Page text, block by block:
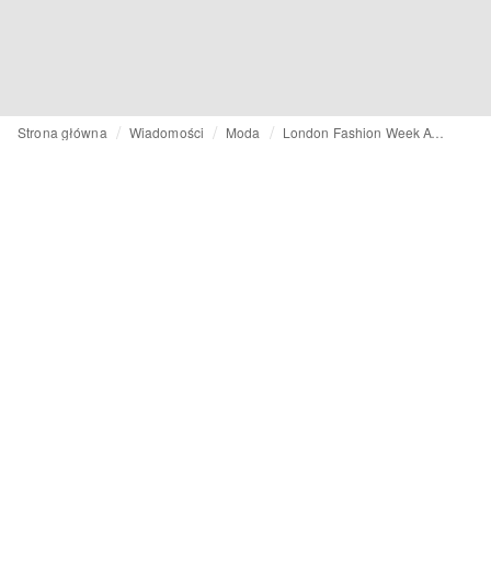
Strona główna Wiadomości Moda London Fashion Week AW26: Rozwój napędzany powrotami kultowych marek, strategicznym wsparciem i nową dynamiką